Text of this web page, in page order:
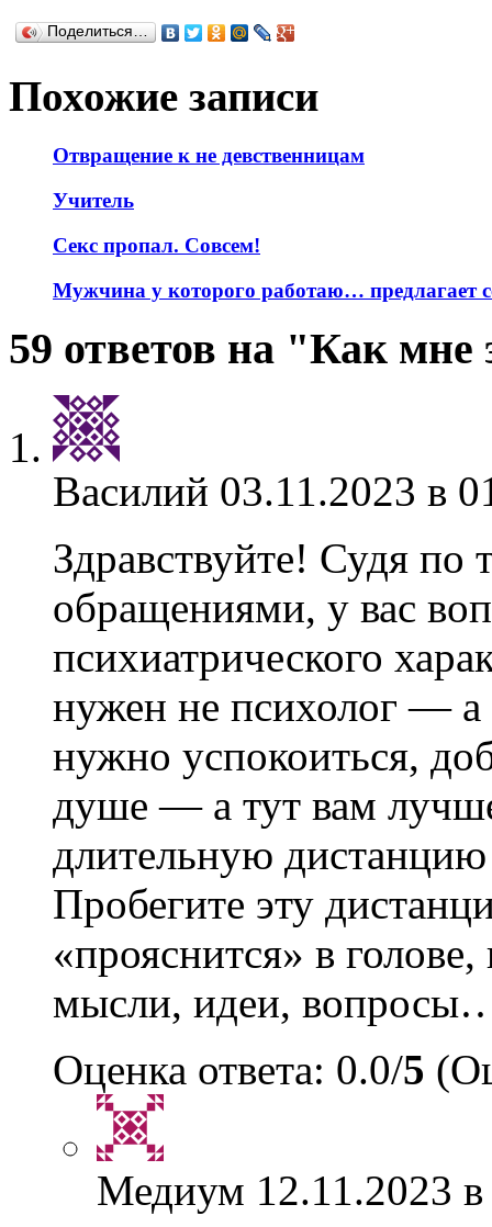
Поделиться…
Похожие записи
Отвращение к не девственницам
Учитель
Секс пропал. Совсем!
Мужчина у которого работаю… предлагает
59 ответов на "Как мне
Василий 03.11.2023 в
Здравствуйте! Судя по
обращениями, у вас
психиатрического
нужен не психолог — а
нужно успокоиться,
душе — а тут вам
длительную
Пробегите эту
«прояснится» в
мысли, идеи,
Оценка ответа: 0.0/5
Медиум 12.11.2023